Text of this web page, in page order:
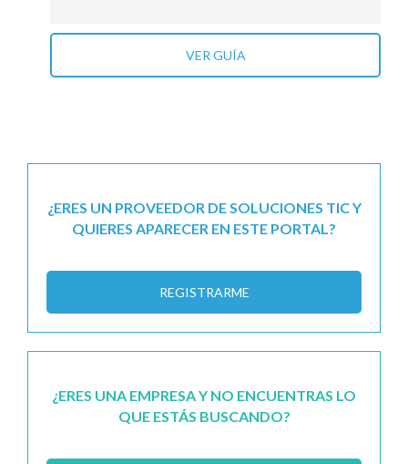
VER GUÍA
¿ERES UN PROVEEDOR DE SOLUCIONES TIC Y
QUIERES APARECER EN ESTE PORTAL?
REGISTRARME
¿ERES UNA EMPRESA Y NO ENCUENTRAS LO
QUE ESTÁS BUSCANDO?